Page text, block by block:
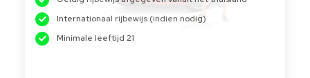
Internationaal rijbewijs (indien nodig)
Minimale leeftijd 21